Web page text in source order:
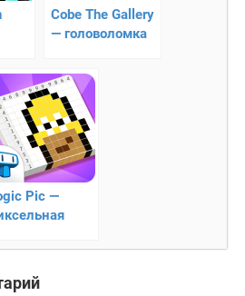
Cobe The Gallery
— головоломка
нервов
Pic —